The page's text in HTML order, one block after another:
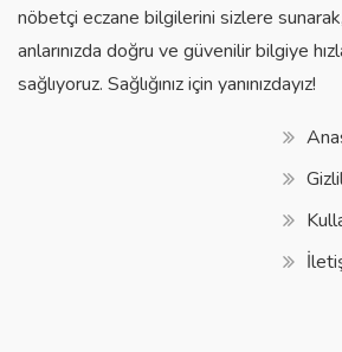
nöbetçi eczane bilgilerini sizlere
anlarınızda doğru ve güvenilir bilgiye
sağlıyoruz. Sağlığınız için yanınızdayız!